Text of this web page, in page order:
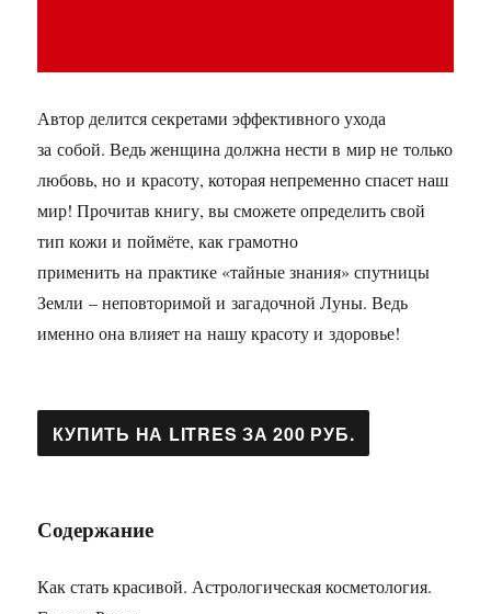
Автор делится секретами эффективного ухода
за собой. Ведь женщина должна нести в мир не только
любовь, но и красоту, которая непременно спасет наш
мир! Прочитав книгу, вы сможете определить свой
тип кожи и поймёте, как грамотно
применить на практике «тайные знания» спутницы
Земли – неповторимой и загадочной Луны. Ведь
именно она влияет на нашу красоту и здоровье!
Содержание
Как стать красивой. Астрологическая косметология.